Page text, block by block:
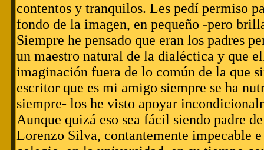
contentos y tranquilos. Les pedí permiso
fondo de la imagen, en pequeño -pero
Siempre he pensado que eran los padres
un maestro natural de la dialéctica y que
imaginación fuera de lo común de la que
escritor que es mi amigo siempre se ha
siempre- los he visto apoyar
Aunque quizá eso sea fácil siendo padre
Lorenzo Silva, contantemente impecable